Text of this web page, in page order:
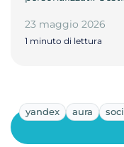
23 maggio 2026
1 minuto di lettura
yandex aura